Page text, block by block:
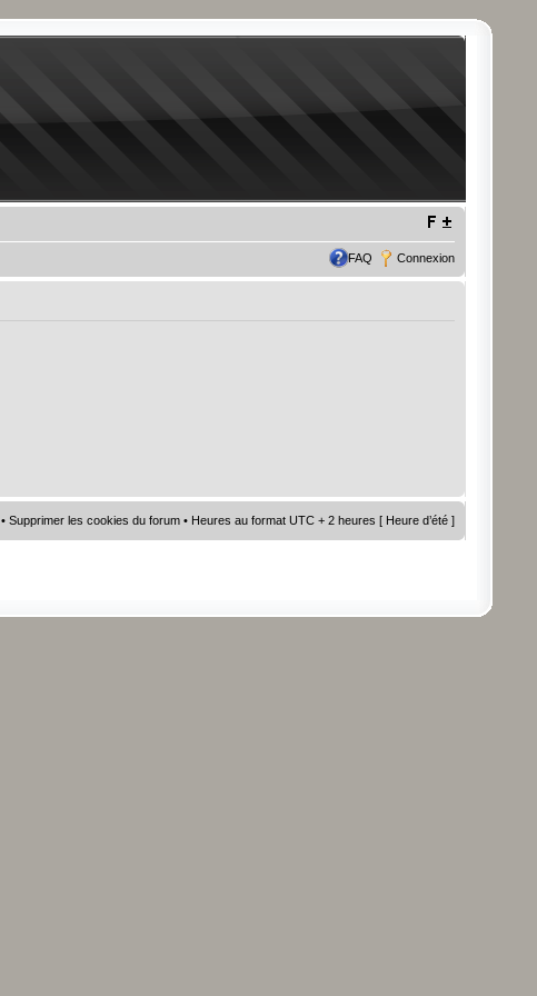
FAQ Connexion
•Supprimer les cookies du forum • Heures au format UTC + 2 heures [ Heure d’été ]